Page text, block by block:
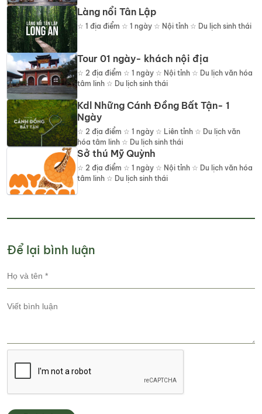
Làng nổi Tân Lập
☆ 1 địa điểm ☆ 1 ngày ☆ Nội tỉnh ☆ Du lịch sinh thái
Tour 01 ngày- khách nội địa
☆ 2 địa điểm ☆ 1 ngày ☆ Nội tỉnh ☆ Du lịch văn hóa
tâm linh ☆ Du lịch sinh thái
Kdl Những Cánh Đồng Bất Tận- 1
Ngày
☆ 2 địa điểm ☆ 1 ngày ☆ Liên tỉnh ☆ Du lịch văn
hóa tâm linh ☆ Du lịch sinh thái
Sở thú Mỹ Quỳnh
☆ 2 địa điểm ☆ 1 ngày ☆ Nội tỉnh ☆ Du lịch văn hóa
tâm linh ☆ Du lịch sinh thái
Để lại bình luận